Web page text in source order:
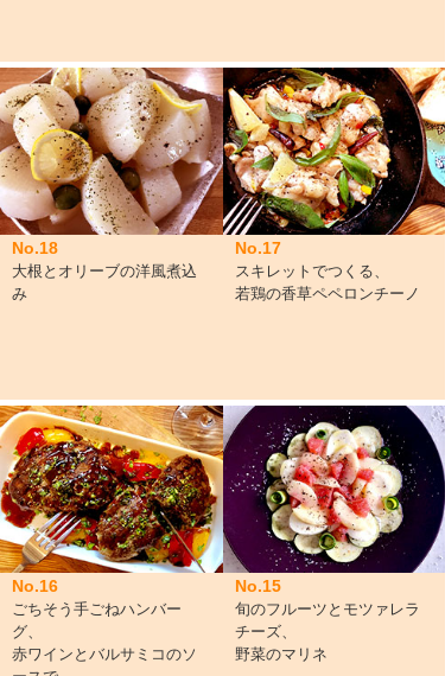
No.18
大根とオリーブの洋風煮込
み
No.17
スキレットでつくる、
若鶏の香草ペペロンチーノ
No.16
ごちそう手ごねハンバー
グ、
赤ワインとバルサミコのソ
No.15
旬のフルーツとモツァレラ
チーズ、
野菜のマリネ